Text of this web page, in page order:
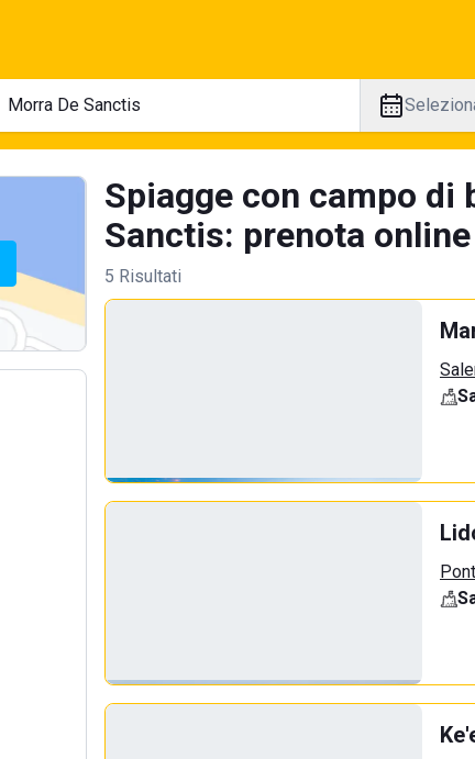
Spiagge con campo di
Sanctis: prenota
5 Risultati